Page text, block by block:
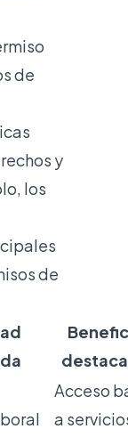
de
y
los
de
Acceso
a